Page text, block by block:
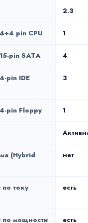
2.3
pin CPU 1
pin SATA 4
pin IDE
3
pin Floppy 1
(Hybrid
нет
току
есть
по мощности есть